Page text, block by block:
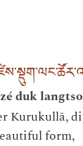
duk
Kurukullā,
form,